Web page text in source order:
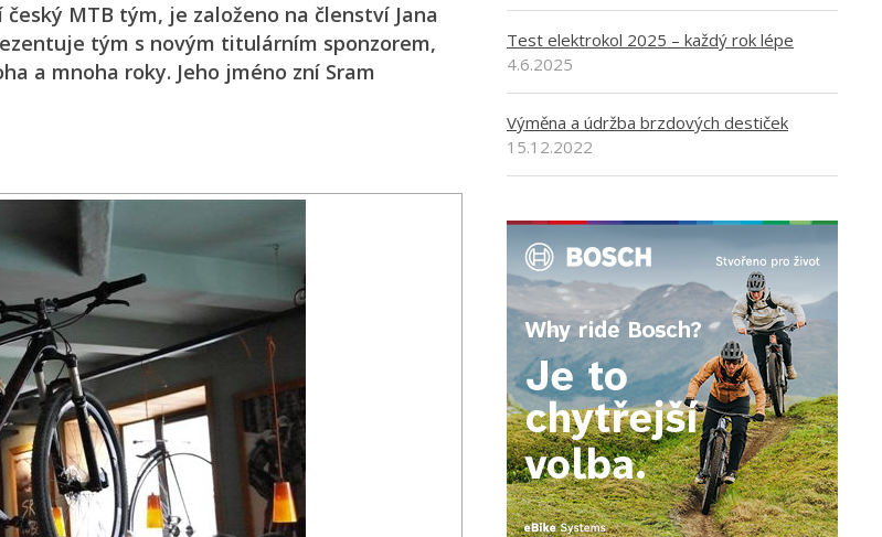
MTB tým, je založeno na členství Jana
tým s novým titulárním sponzorem,
a mnoha roky. Jeho jméno zní Sram
Test elektrokol 2025 – každý rok lépe
4.6.2025
Výměna a údržba brzdových destiček
15.12.2022